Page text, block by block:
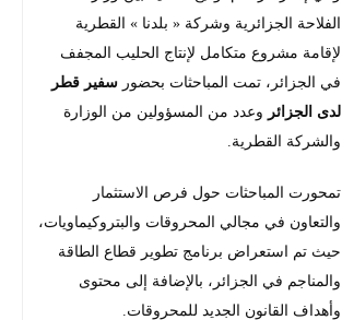
الفلاحة الجزائرية وشركة « بلدنا » القطرية
لإقامة مشروع متكامل لإنتاج الحليب المجفف
في الجزائر، تمت المباحثات بحضور سفير قطر
لدى الجزائر وعدد من المسؤولين من الوزارة
والشركة القطرية.
تمحورت المباحثات حول فرص الاستثمار
والتعاون في مجالي المحروقات والبتروكيماويات،
حيث تم استعراض برنامج تطوير قطاع الطاقة
والمناجم في الجزائر، بالإضافة إلى محتوى
وأهداف القانون الجديد للمحروقات.